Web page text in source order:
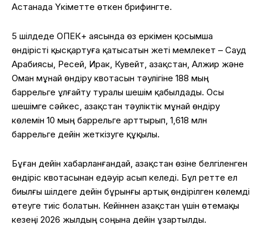
Астанада Үкіметте өткен брифингте.
5 шілдеде ОПЕК+ аясында өз еркімен қосымша
өндірісті қысқартуға қатысатын жеті мемлекет – Сауд
Арабиясы, Ресей, Ирак, Кувейт, Қазақстан, Алжир және
Оман мұнай өндіру квотасын тәулігіне 188 мың
баррельге ұлғайту туралы шешім қабылдады. Осы
шешімге сәйкес, Қазақстан тәуліктік мұнай өндіру
көлемін 10 мың баррельге арттырып, 1,618 млн
баррельге дейін жеткізуге құқылы.
Бұған дейін хабарланғандай, Қазақстан өзіне белгіленген
өндіріс квотасынан едәуір асып келеді. Бұл ретте ел
биылғы шілдеге дейін бұрынғы артық өндірілген көлемді
өтеуге тиіс болатын. Кейіннен Қазақстан үшін өтемақы
кезеңі 2026 жылдың соңына дейін ұзартылды.